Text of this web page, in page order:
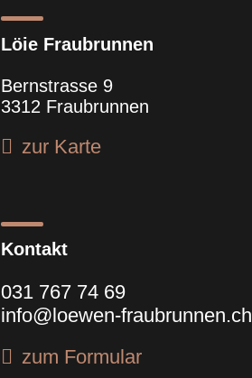
Löie Fraubrunnen
Bernstrasse 9
3312 Fraubrunnen
zur Karte
Kontakt
031 767 74 69
info@loewen-fraubrunnen.ch
zum Formular